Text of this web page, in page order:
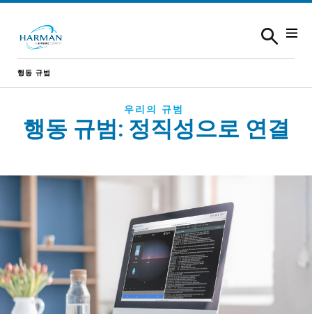
행동 규범
우리의 규범
행동 규범: 정직성으로 연결